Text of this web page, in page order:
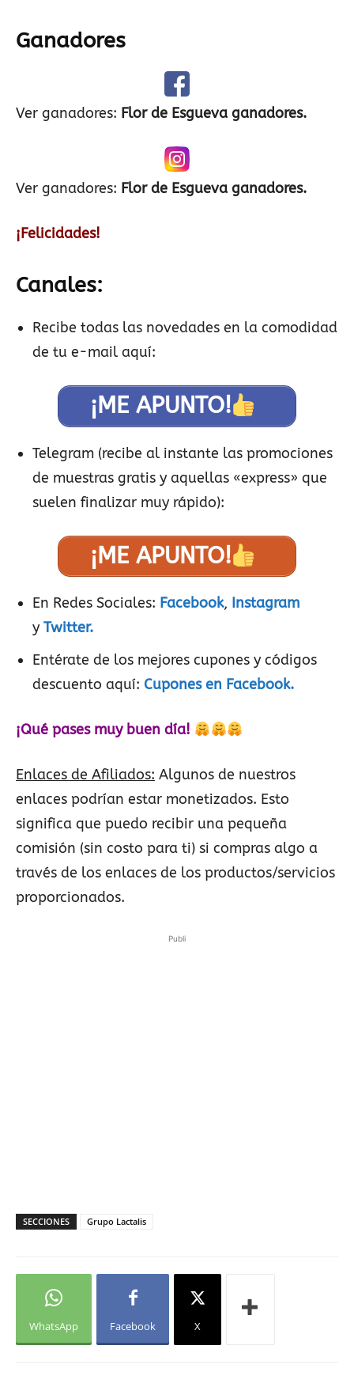
Ganadores
Ver ganadores: Flor de Esgueva ganadores.
Ver ganadores: Flor de Esgueva ganadores.
¡Felicidades!
Canales:
Recibe todas las novedades en la comodidad
de tu e-mail aquí:
¡ME APUNTO!
Telegram (recibe al instante las promociones
de muestras gratis y aquellas «express» que
suelen finalizar muy rápido):
¡ME APUNTO!
En Redes Sociales: Facebook, Instagram
y Twitter.
Entérate de los mejores cupones y códigos
descuento aquí: Cupones en Facebook.
¡Qué pases muy buen día!
Enlaces de Afiliados: Algunos de nuestros
enlaces podrían estar monetizados. Esto
significa que puedo recibir una pequeña
comisión (sin costo para ti) si compras algo a
través de los enlaces de los productos/servicios
proporcionados.
Publi
SECCIONES Grupo Lactalis
WhatsApp Facebook X